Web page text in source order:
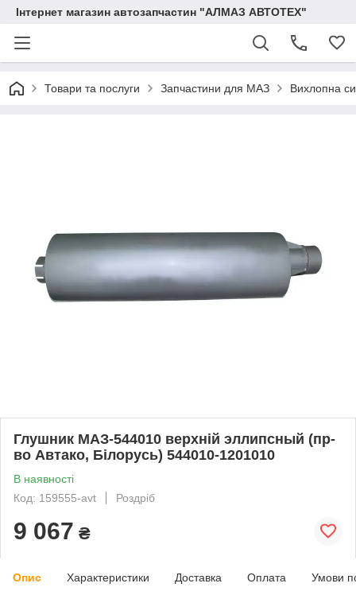
Інтернет магазин автозапчастин "АЛМАЗ АВТОТЕХ"
Товари та послуги Запчастини для МАЗ Вихлопна
Глушник МАЗ-544010 верхній эллипсный (пр-
во Автако, Білорусь) 544010-1201010
В наявності
Код: 159555-avt
Роздріб
9 067 ₴
Опис Характеристики Доставка Оплата Умови